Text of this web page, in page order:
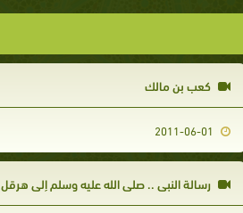
كعب بن مالك
رسالة النبي .. صلى الله عليه وسلم إلى هرقل